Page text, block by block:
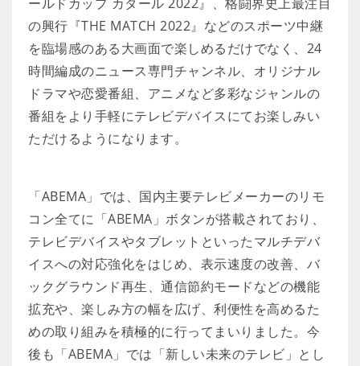
の興行『THE MATCH 2022』などのスポーツ中継
を臨場感のある大画面で楽しめるだけでなく、24
時間編成のニュース専門チャンネル、オリジナル
ドラマや恋愛番組、アニメなど多彩なジャンルの
番組をより手軽にテレビデバイスにてお楽しみい
ただけるようになります。
「ABEMA」では、国内主要テレビメーカーのリモ
コン全てに「ABEMA」ボタンが搭載されており、
テレビデバイスやタブレットといったマルチデバ
イスへの対応強化をはじめ、表示速度の改善、バ
ックグラウンド再生、通信節約モードなどの機能
拡充や、楽しみ方の幅を広げ、利便性を高めるた
めの取り組みを積極的に行ってまいりました。今
後も「ABEMA」では「新しい未来のテレビ」とし